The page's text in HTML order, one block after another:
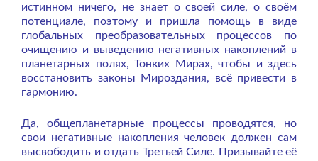
истинном ничего, не знает о своей силе, о своём
потенциале, поэтому и пришла помощь в виде
глобальных преобразовательных процессов по
очищению и выведению негативных накоплений в
планетарных полях, Тонких Мирах, чтобы и здесь
восстановить законы Мироздания, всё привести в
гармонию.
Да, общепланетарные процессы проводятся, но
свои негативные накопления человек должен сам
высвободить и отдать Третьей Силе. Призывайте её